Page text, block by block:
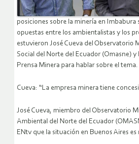
posiciones sobre la minería en
opuestas entre los ambientalistas y los
estuvieron José Cueva del Observatorio
Social del Norte del Ecuador (Omasne) y
Prensa Minera para hablar sobre el tema.
Cueva: “La empresa minera tiene
José Cueva, miembro del Observatorio
Ambiental del Norte del Ecuador
ENtv que la situación en Buenos Aires es